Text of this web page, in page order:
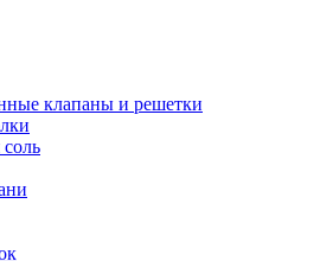
клапаны и решетки